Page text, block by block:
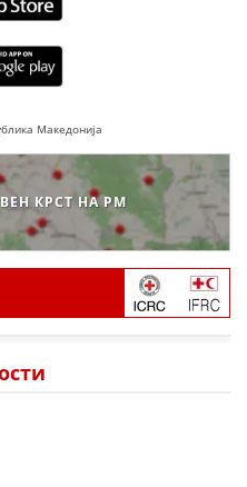
Македонија
КРСТ НА РМ